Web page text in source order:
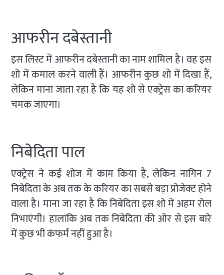
आफरीन दबेस्तानी
इस लिस्ट में आफरीन दबेस्तानी का नाम शामिल है। वह इस
शो में कमाल करने वाली हैं। आफरीन कुछ शो में दिखा हैं,
लेकिन माना जाता रहा है कि यह शो से एक्ट्रेस का करियर
चमक जाएगा।
निबेदिता पाल
एक्ट्रेस ने कई शोज में काम किया है, लेकिन नागिन 7
निबेदिता के अब तक के करियर का सबसे बड़ा प्रोजेक्ट होने
वाला है। माना जा रहा है कि निबेदिता इस शो में अहम रोल
निभाएंगी। हालांकि अब तक निबेदिता की ओर से इस बारे
में कुछ भी कंफर्म नहीं हुआ है।